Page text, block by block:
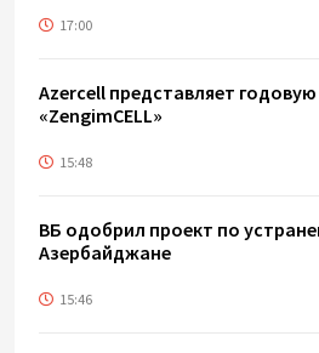
17:00
Azercell представляет
«ZengimCELL»
15:48
ВБ одобрил проект по
Азербайджане
15:46